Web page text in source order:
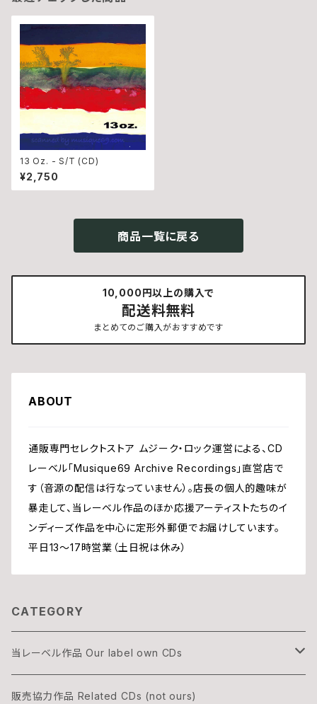
13 Oz. - S/T (CD)
¥2,750
商品一覧に戻る
10,000円以上の購入で
配送料無料
まとめてのご購入がおすすめです
ABOUT
通販専門セレクトストア ムジーク・ロック運営による、CD
レーベル「Musique69 Archive Recordings」直営店で
す（音源の配信は行なっていません）。店長の個人的趣味が
暴走して、当レーベル作品のほか応援アーティストたちのイ
ンディーズ作品を中心に定形外郵便でお届けしています。
平日13〜17時営業（土日祝は休み）
CATEGORY
当レーベル作品 Our label own CDs
DOGON
販売協力作品 Related CDs (not ours)